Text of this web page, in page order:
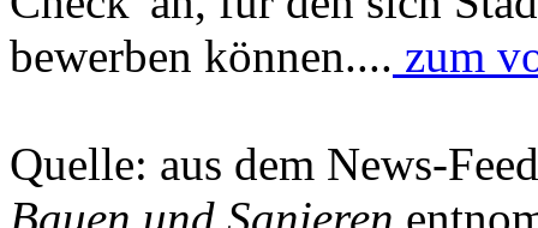
bewerben können.... zum
Quelle: aus dem News-
Bauen und Sanieren